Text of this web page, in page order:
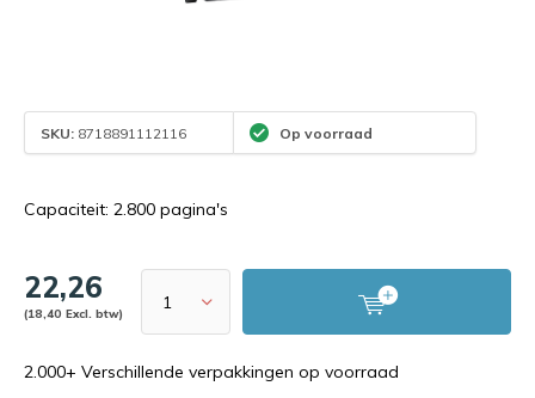
SKU: 8718891112116 Op voorraad
Capaciteit: 2.800 pagina's
22,26
(18,40 Excl. btw)
2.000+ Verschillende verpakkingen op voorraad